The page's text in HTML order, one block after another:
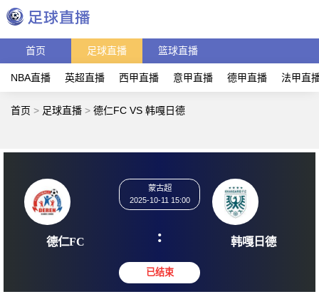
首页 足球直播 篮球直播
NBA直播 英超直播 西甲直播 意甲直播 德甲直播 法甲直
首页 > 足球直播 > 德仁FC VS 韩嘎日德
德仁FC
2025-10-11 15:00
: 韩嘎